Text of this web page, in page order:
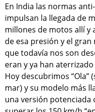
En India las normas
impulsan la llegada de
millones de motos allí y
de esa presión y el
que todavía nos son
eran y ya han
Hoy descubrimos “Ola”
mar) y su modelo más
una versión potenciada